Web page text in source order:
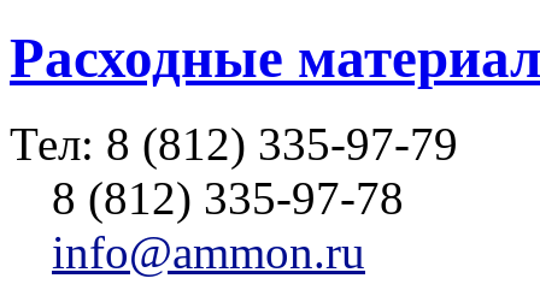
Расходные
Тел: 8 (812) 335-97-79
8 (812) 335-97-78
info@ammon.ru